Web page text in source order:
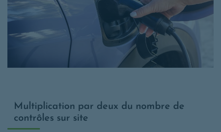
Multiplication par deux du nombre de
contrôles sur site